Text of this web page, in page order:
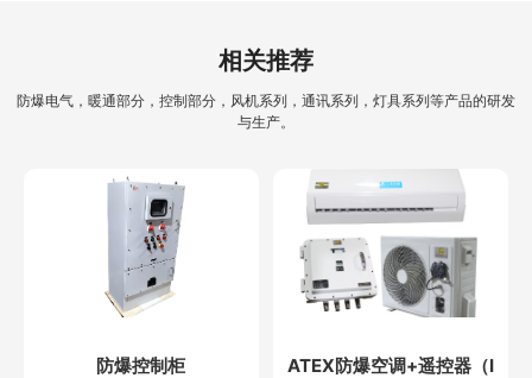
相关推荐
防爆电气，暖通部分，控制部分，风机系列，通讯系列，灯具系列等产品的研发
与生产。
防爆控制柜
ATEX防爆空调+遥控器（I